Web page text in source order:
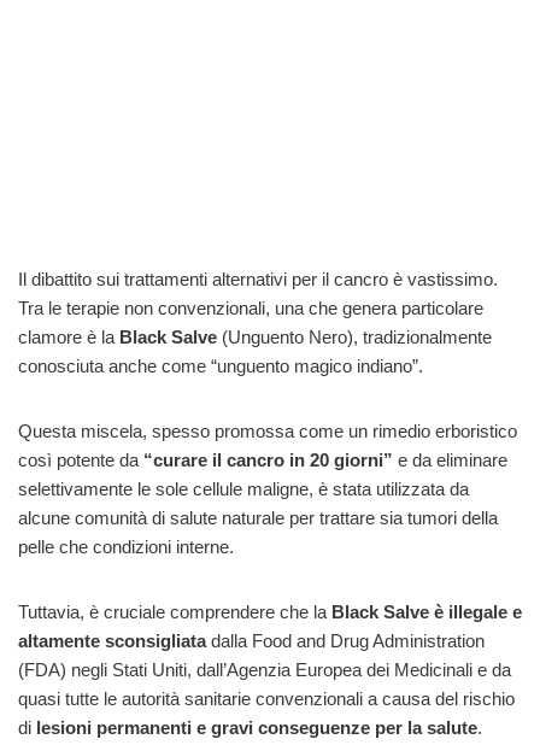
Il dibattito sui trattamenti alternativi per il cancro è vastissimo.
Tra le terapie non convenzionali, una che genera particolare
clamore è la Black Salve (Unguento Nero), tradizionalmente
conosciuta anche come “unguento magico indiano”.
Questa miscela, spesso promossa come un rimedio erboristico
così potente da “curare il cancro in 20 giorni” e da eliminare
selettivamente le sole cellule maligne, è stata utilizzata da
alcune comunità di salute naturale per trattare sia tumori della
pelle che condizioni interne.
Tuttavia, è cruciale comprendere che la Black Salve è illegale e
altamente sconsigliatadalla Food and Drug Administration
(FDA) negli Stati Uniti, dall’Agenzia Europea dei Medicinali e da
quasi tutte le autorità sanitarie convenzionali a causa del rischio
di lesioni permanenti e gravi conseguenze per la salute.